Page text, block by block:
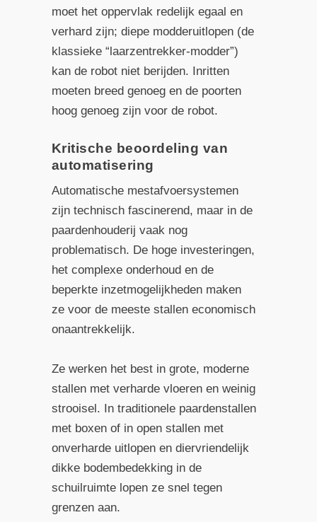
moet het oppervlak redelijk egaal en
verhard zijn; diepe modderuitlopen (de
klassieke “laarzentrekker-modder”)
kan de robot niet berijden. Inritten
moeten breed genoeg en de poorten
hoog genoeg zijn voor de robot.
Kritische beoordeling van
automatisering
Automatische mestafvoersystemen
zijn technisch fascinerend, maar in de
paardenhouderij vaak nog
problematisch. De hoge investeringen,
het complexe onderhoud en de
beperkte inzetmogelijkheden maken
ze voor de meeste stallen economisch
onaantrekkelijk.
Ze werken het best in grote, moderne
stallen met verharde vloeren en weinig
strooisel. In traditionele paardenstallen
met boxen of in open stallen met
onverharde uitlopen en diervriendelijk
dikke bodembedekking in de
schuilruimte lopen ze snel tegen
grenzen aan.